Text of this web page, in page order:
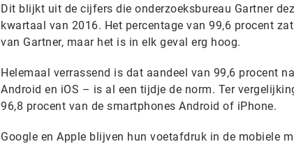
Dit blijkt uit de cijfers die onderzoeksbureau Gartner
kwartaal van 2016. Het percentage van 99,6 procent
van Gartner, maar het is in elk geval erg hoog.
Helemaal verrassend is dat aandeel van 99,6 procent
Android en iOS – is al een tijdje de norm. Ter
96,8 procent van de smartphones Android of iPhone.
Google en Apple blijven hun voetafdruk in de mobiele